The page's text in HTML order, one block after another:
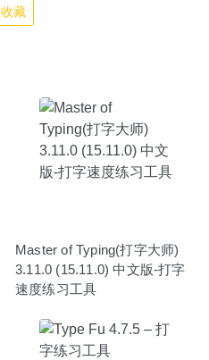
收藏
Master of Typing(打字大师)
3.11.0 (15.11.0) 中文版-打字
速度练习工具